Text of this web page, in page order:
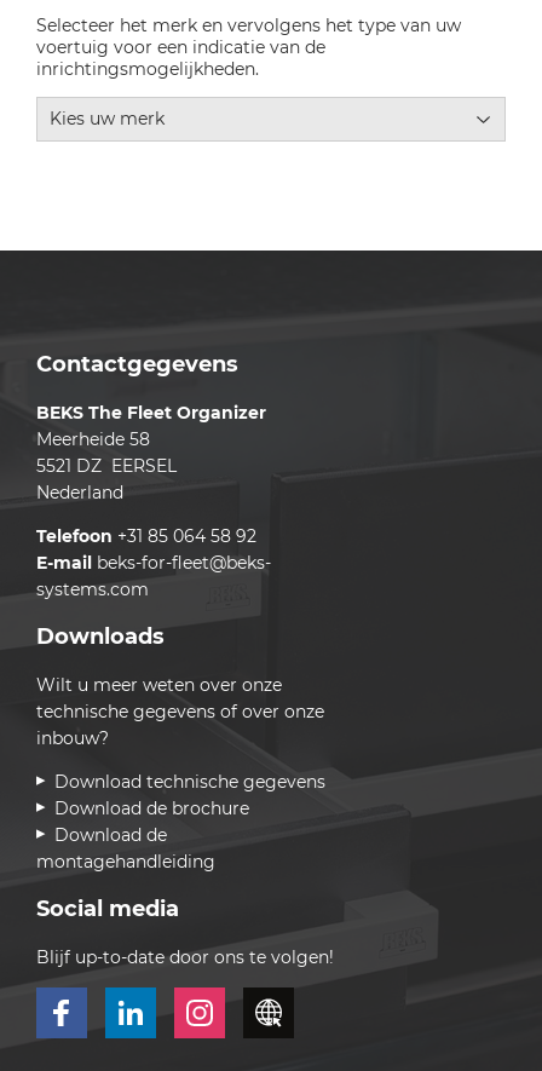
Selecteer het merk en vervolgens het type van uw
voertuig voor een indicatie van de
inrichtingsmogelijkheden.
Contactgegevens
BEKS The Fleet Organizer
Meerheide 58
5521 DZ EERSEL
Nederland
Telefoon +31 85 064 58 92
E-mail beks-for-fleet@beks-
systems.com
Downloads
Wilt u meer weten over onze
technische gegevens of over onze
inbouw?
Download technische gegevens
Download de brochure
Download de
montagehandleiding
Social media
Blijf up-to-date door ons te volgen!